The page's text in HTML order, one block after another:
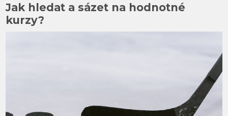
Jak hledat a sázet na hodnotné
kurzy?